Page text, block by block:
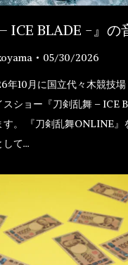
ICE BLADE -』の
05/30/2026
年10月に国立代々木競技
スショー『刀剣乱舞 – ICE
す。 『刀剣乱舞ONLINE』
して…